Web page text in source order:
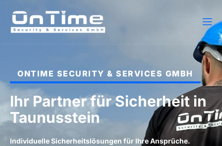
ONTIME SECURITY & SERVICES GMBH
Ihr Partner für Sicherheit in
Taunusstein
Individuelle Sicherheitslösungen für Ihre Ansprüche.